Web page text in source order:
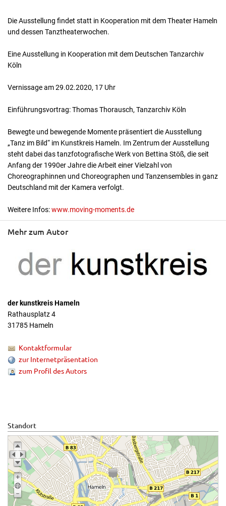
Die Ausstellung findet statt in Kooperation mit dem Theater Hameln
und dessen Tanztheaterwochen.
Eine Ausstellung in Kooperation mit dem Deutschen Tanzarchiv
Köln
Vernissage am 29.02.2020, 17 Uhr
Einführungsvortrag: Thomas Thorausch, Tanzarchiv Köln
Bewegte und bewegende Momente präsentiert die Ausstellung
„Tanz im Bild“ im Kunstkreis Hameln. Im Zentrum der Ausstellung
steht dabei das tanzfotografische Werk von Bettina Stöß, die seit
Anfang der 1990er Jahre die Arbeit einer Vielzahl von
Choreographinnen und Choreographen und Tanzensembles in ganz
Deutschland mit der Kamera verfolgt.
Weitere Infos:www.moving-moments.de
Mehr zum Autor
der kunstkreis Hameln
Rathausplatz 4
31785 Hameln
Kontaktformular
zur Internetpräsentation
zum Profil des Autors
Standort